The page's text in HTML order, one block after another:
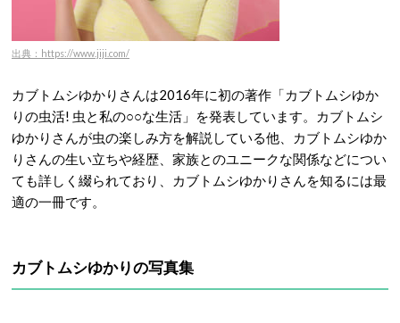
出典：https://www.jiji.com/
カブトムシゆかりさんは2016年に初の著作「カブトムシゆか
りの虫活! 虫と私の○○な生活」を発表しています。カブトムシ
ゆかりさんが虫の楽しみ方を解説している他、カブトムシゆか
りさんの生い立ちや経歴、家族とのユニークな関係などについ
ても詳しく綴られており、カブトムシゆかりさんを知るには最
適の一冊です。
カブトムシゆかりの写真集